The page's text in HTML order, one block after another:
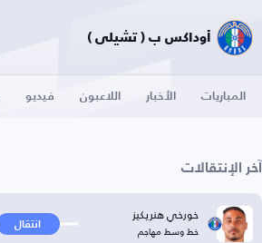
أوداكس ب ( تشيلي )
المباريات الأخبار اللاعبون فيديو
آخر الإنتقالات
خورخي هنريكيز
خط وسط مهاجم انتقال